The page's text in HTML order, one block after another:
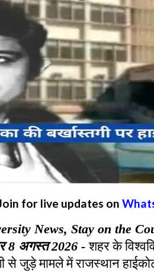
Join for live updates on
News, Stay on the
8 अगस्त2026 -शहर के
से जुड़े मामले में राजस्थान